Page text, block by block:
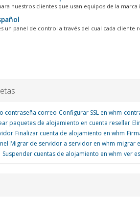
nuestros clientes que usan equipos de la marca
un panel de control a través del cual cada cliente
contraseña correo Configurar SSL en whm
paquetes de alojamiento en cuenta reseller
Finalizar cuenta de alojamiento en whm
Migrar de servidor a servidor en whm migrar
Suspender cuentas de alojamiento en whm ver